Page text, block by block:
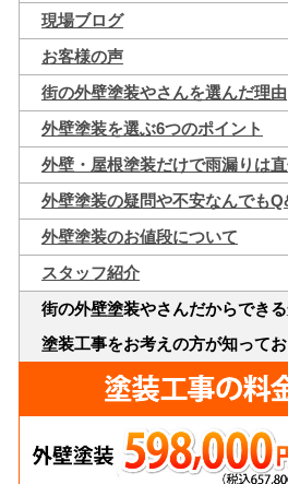
現場ブログ
お客様の声
街の外壁塗装やさんを選んだ理由
外壁塗装を選ぶ6つのポイント
外壁・屋根塗装だけで雨漏りは
外壁塗装の疑問や不安なんでも
外壁塗装のお値段について
スタッフ紹介
街の外壁塗装やさんだからでき
塗装工事をお考えの方が知って